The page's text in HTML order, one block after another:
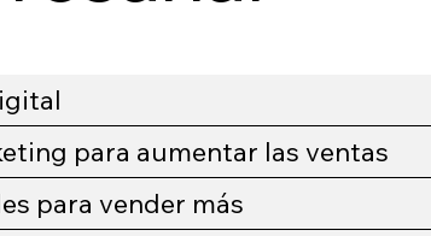
para aumentar las ventas
para vender más